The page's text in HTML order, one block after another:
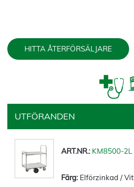
HITTA ÅTERFÖRSÄLJARE
UTFÖRANDEN
KM8500-2L
Elförzinkad / Vit